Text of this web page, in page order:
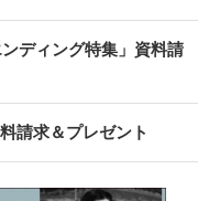
ディング特集」資料請
請求＆プレゼント